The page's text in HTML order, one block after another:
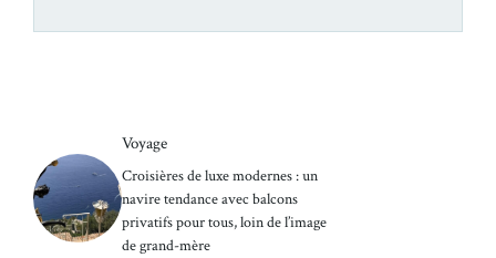
Voyage
Croisières de luxe modernes : un
navire tendance avec balcons
privatifs pour tous, loin de l’image
de grand-mère